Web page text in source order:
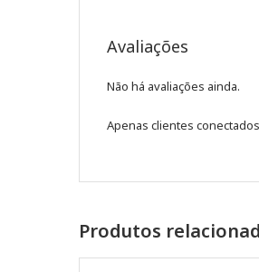
Avaliações
Não há avaliações ainda.
Apenas clientes
Produtos